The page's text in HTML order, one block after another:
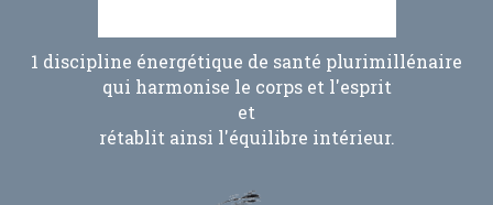
1 discipline énergétique de santé plurimillénaire
qui harmonise le corps et l'esprit
et
rétablit ainsi l'équilibre intérieur.